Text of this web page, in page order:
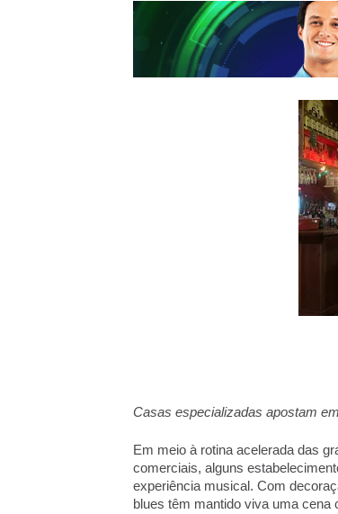
Casas especializadas apostam
Em meio à rotina acelerada das
comerciais, alguns
experiência musical. Com
blues têm mantido viva uma